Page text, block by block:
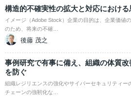
構造的不確実性の拡大と対応における
イメージ（Adobe Stock）企業の目的は、企業価値
のため、将来の不確…
後藤 茂之
事例研究で有事に備え、組織の体質
を防ぐ
組織レジリエンスの強化やサイバーセキュリティー
チェーンの強靭化な…